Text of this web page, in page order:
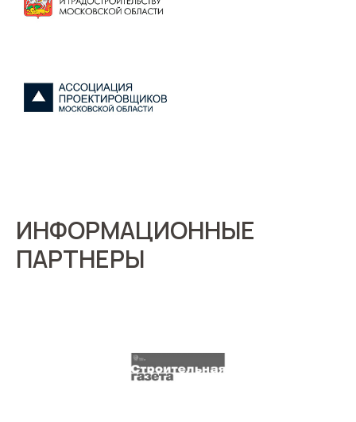
ИНФОРМАЦИОННЫЕ
ПАРТНЕРЫ